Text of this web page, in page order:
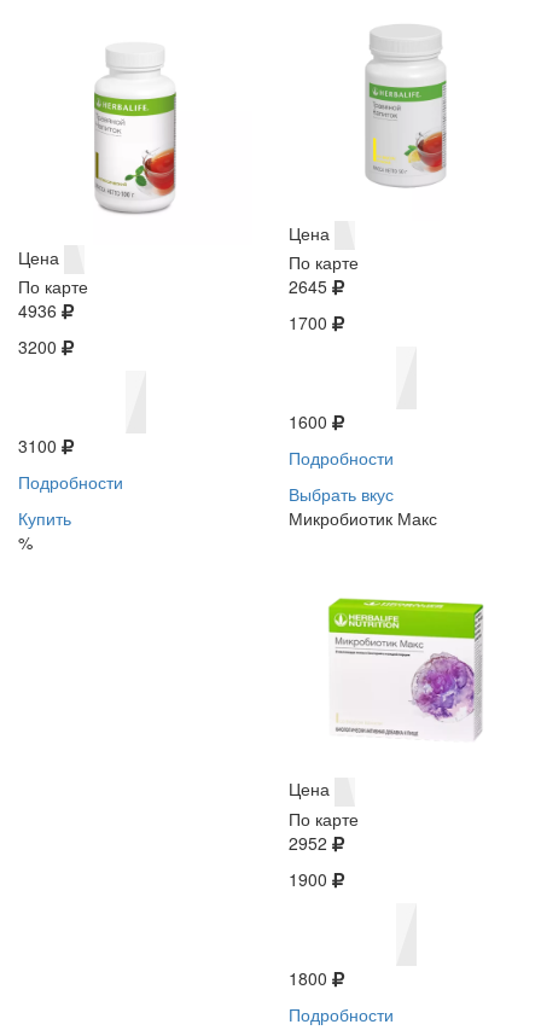
Цена
По карте
4936
3200
3100
Подробности
Купить
%
Цена
По карте
2645
1700
1600
Подробности
Выбрать вкус
Микробиотик Макс
Цена
По карте
2952
1900
1800
Подробности